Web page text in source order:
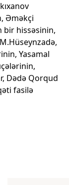
Əməkçi
bir hissəsinin,
Yasamal
Dədə Qorqud
fasilə